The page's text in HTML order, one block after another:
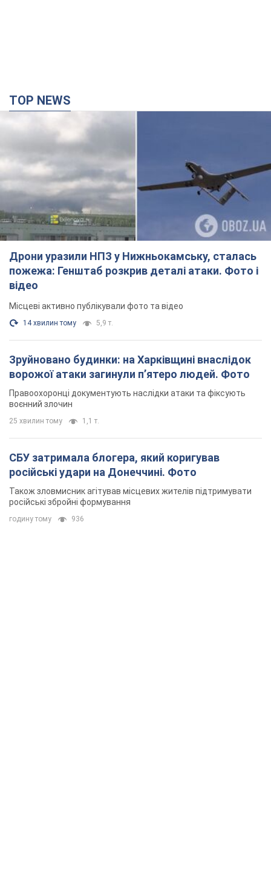
TOP NEWS
Дрони уразили НПЗ у Нижньокамську, сталась
пожежа: Генштаб розкрив деталі атаки. Фото і
відео
Місцеві активно публікували фото та відео
14 хвилин тому 5,9 т.
Зруйновано будинки: на Харківщині внаслідок
ворожої атаки загинули п’ятеро людей. Фото
Правоохоронці документують наслідки атаки та фіксують
воєнний злочин
25 хвилин тому 1,1 т.
СБУ затримала блогера, який коригував
російські удари на Донеччині. Фото
Також зловмисник агітував місцевих жителів підтримувати
російські збройні формування
годину тому 936